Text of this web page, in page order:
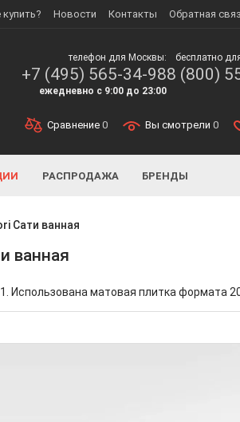
купить? Новости Контакты Обратная
телефон для Москвы:
+7 (495) 565-34-98
ежедневно с 9:00 до 23:00
бесплатно
8 (800)
Сравнение 0 Вы смотрели 0
РАСПРОДАЖА БРЕНДЫ
Сати ванная
ванная
Использована матовая плитка формата